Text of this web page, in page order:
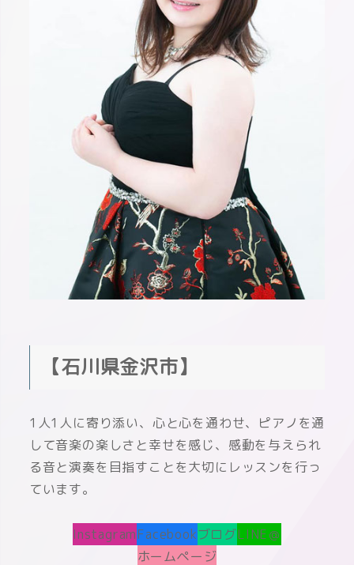
【石川県金沢市】
1人1人に寄り添い、心と心を通わせ、ピアノを通
して音楽の楽しさと幸せを感じ、感動を与えられ
る音と演奏を目指すことを大切にレッスンを行っ
ています。
InstagramFacebookブログLINE＠
ホームページ